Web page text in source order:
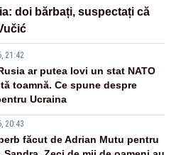
doi bărbați, suspectați că
21:42
ar putea lovi un stat NATO
toamnă. Ce spune despre
Ucraina
20:43
făcut de Adrian Mutu pentru